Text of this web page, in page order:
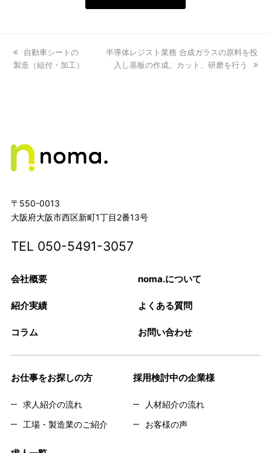
previous
post:
自動車シートの
製造（組付・加工）
next
post:
半導体レジスト業務 合成ガラスの原料を投
入し基板の作成。カット、研磨を行う
〒550-0013
大阪府大阪市西区新町1丁目2番13号
TEL 050-5491-3057
会社概要 noma.について
紹介実績 よくある質問
コラム お問い合わせ
お仕事をお探しの方
求人紹介の流れ
工場・製造業のご紹介
採用検討中の企業様
人材紹介の流れ
お客様の声